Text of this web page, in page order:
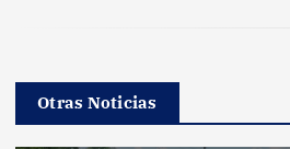
Otras Noticias